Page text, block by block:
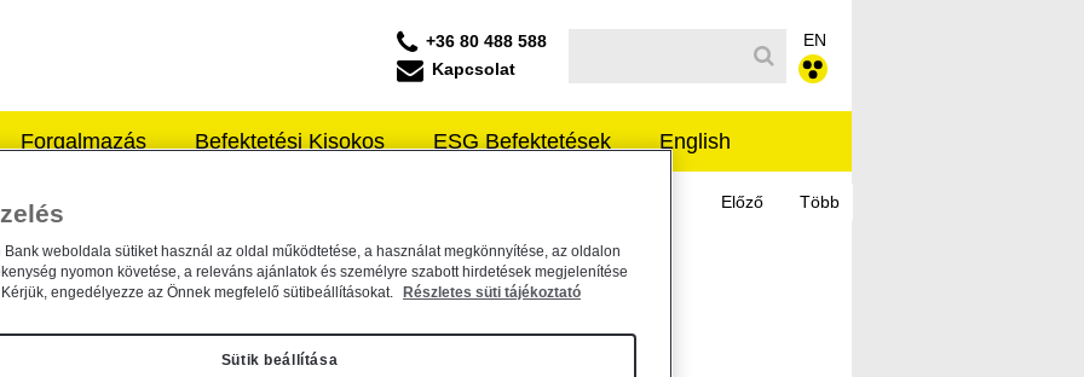
+36 80 488 588
Kapcsolat
EN
Forgalmazás Befektetési Kisokos ESG Befektetések English
ALAPKEZELŐ
vétele
Bank weboldala sütiket használ az oldal működtetése, a használat megkönnyítése, az oldalon
nyomon követése, a releváns ajánlatok és személyre szabott hirdetések megjelenítése
engedélyezze az Önnek megfelelő sütibeállításokat.
Részletes süti tájékoztató
Sütik beállítása